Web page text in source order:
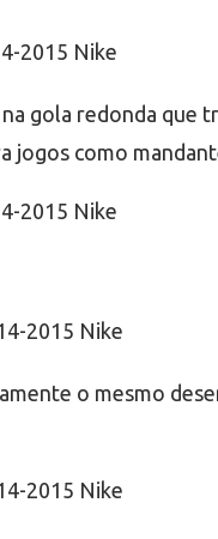
gola redonda que
jogos como
o mesmo